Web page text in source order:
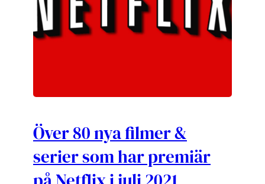
Över 80 nya filmer &
serier som har premiär